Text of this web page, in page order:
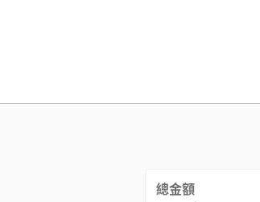
總金額